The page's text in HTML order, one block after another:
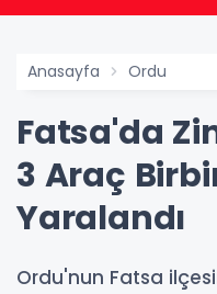
Anasayfa Ordu
Fatsa'da
3 Araç
Yaralandı
Ordu'nun Fatsa